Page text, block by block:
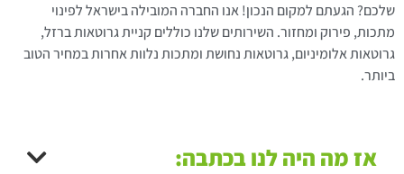
שלכם? הגעתם למקום הנכון! אנו החברה המובילה בישראל לפינוי
מתכות, פירוק ומחזור. השירותים שלנו כוללים קניית גרוטאות ברזל,
גרוטאות אלומיניום, גרוטאות נחושת ומתכות נלוות אחרות במחיר הטוב
ביותר.
אז מה היה לנו בכתבה: